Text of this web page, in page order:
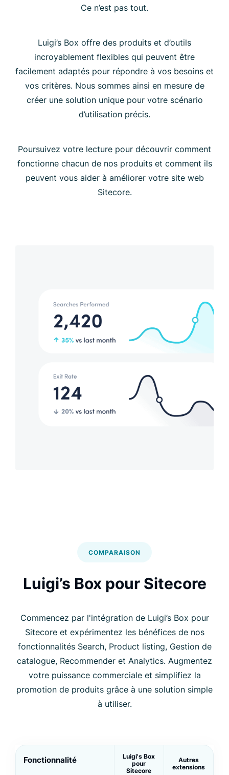
Ce n’est pas tout.
Luigi’s Box offre des produits et d’outils
incroyablement flexibles qui peuvent être
facilement adaptés pour répondre à vos besoins et
vos critères. Nous sommes ainsi en mesure de
créer une solution unique pour votre scénario
d’utilisation précis.
Poursuivez votre lecture pour découvrir comment
fonctionne chacun de nos produits et comment ils
peuvent vous aider à améliorer votre site web
Sitecore.
COMPARAISON
Luigi’s Box pour Sitecore
Commencez par l'intégration de Luigi’s Box pour
Sitecore et expérimentez les bénéfices de nos
fonctionnalités Search, Product listing, Gestion de
catalogue, Recommender et Analytics. Augmentez
votre puissance commerciale et simplifiez la
promotion de produits grâce à une solution simple
à utiliser.
Fonctionnalité
Luigi's Box
pour
Sitecore
Autres
extensions